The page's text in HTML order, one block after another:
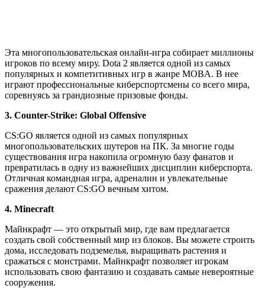
Эта многопользовательская онлайн-игра собирает миллионы
игроков по всему миру. Dota 2 является одной из самых
популярных и компетитивных игр в жанре MOBA. В нее
играют профессиональные киберспортсмены со всего мира,
соревнуясь за грандиозные призовые фонды.
3. Counter-Strike: Global Offensive
CS:GO является одной из самых популярных
многопользовательских шутеров на ПК. За многие годы
существования игра накопила огромную базу фанатов и
превратилась в одну из важнейших дисциплин киберспорта.
Отличная командная игра, адреналин и увлекательные
сражения делают CS:GO вечным хитом.
4. Minecraft
Майнкрафт — это открытый мир, где вам предлагается
создать свой собственный мир из блоков. Вы можете строить
дома, исследовать подземелья, выращивать растения и
сражаться с монстрами. Майнкрафт позволяет игрокам
использовать свою фантазию и создавать самые невероятные
сооружения.